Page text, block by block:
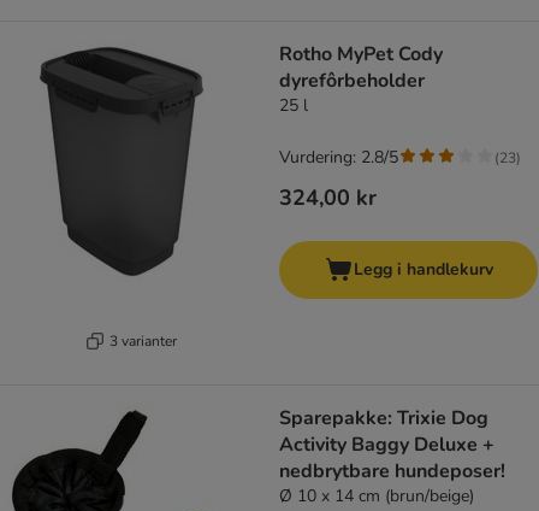
3 varianter
Rotho MyPet Cody
dyrefôrbeholder
25 l
324,00 kr
Vurdering: 2.8/5 (23)
Legg i handlekurv
Sparepakke: Trixie Dog
Activity Baggy Deluxe +
nedbrytbare hundeposer!
Ø 10 x 14 cm (brun/beige)